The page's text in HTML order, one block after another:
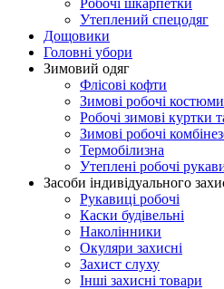
Утеплений спецодяг
Дощовики
Головні убори
Зимовий одяг
Флісові кофти
Зимові робочі костюми
Робочі зимові куртки
Зимові робочі
Термобілизна
Утеплені робочі
Засоби індивідуального
Рукавиці робочі
Каски будівельні
Наколінники
Окуляри захисні
Захист слуху
Інші захисні товари